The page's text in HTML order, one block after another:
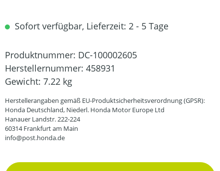
Sofort verfügbar, Lieferzeit: 2 - 5 Tage
Produktnummer: DC-100002605
Herstellernummer: 458931
Gewicht: 7.22 kg
Herstellerangaben gemäß EU-Produktsicherheitsverordnung (GPSR):
Honda Deutschland, Niederl. Honda Motor Europe Ltd
Hanauer Landstr. 222-224
60314 Frankfurt am Main
info@post.honda.de